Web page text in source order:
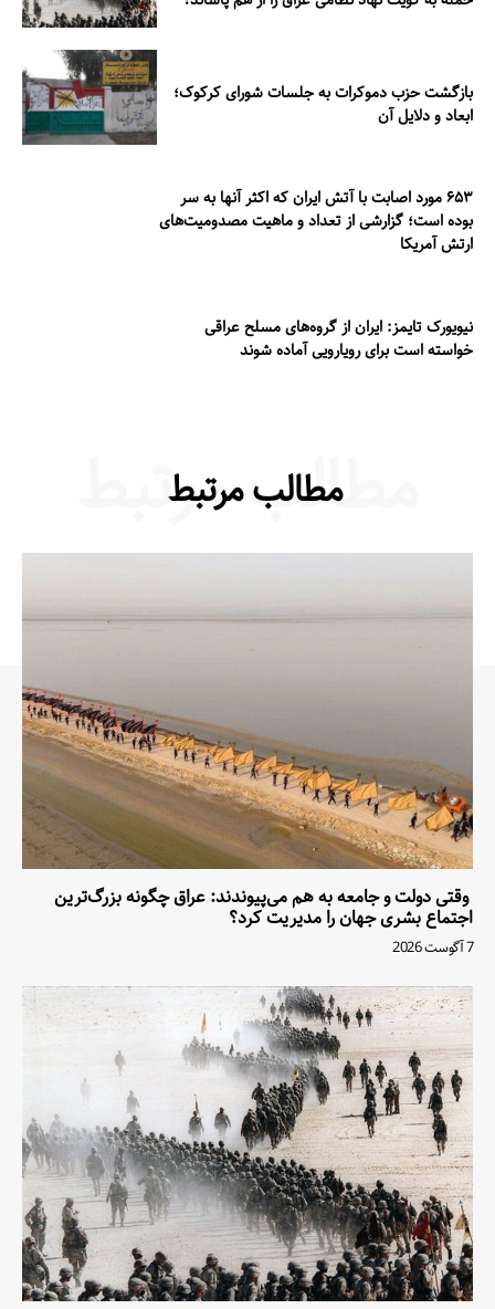
بازگشت حزب دموکرات به جلسات شورای کرکوک؛
ابعاد و دلایل آن
۶۵۳ مورد اصابت با آتش ایران که اکثر آنها به سر
بوده است؛ گزارشی از تعداد و ماهیت مصدومیت‌های
ارتش آمریکا
نیویورک تایمز: ایران از گروه‌های مسلح عراقی
خواسته است برای رویارویی آماده شوند
مطالب مرتبط
مطالب مرتبط
وقتی دولت و جامعه به هم می‌پیوندند: عراق چگونه بزرگ‌ترین
اجتماع بشری جهان را مدیریت کرد؟
7 آگوست 2026